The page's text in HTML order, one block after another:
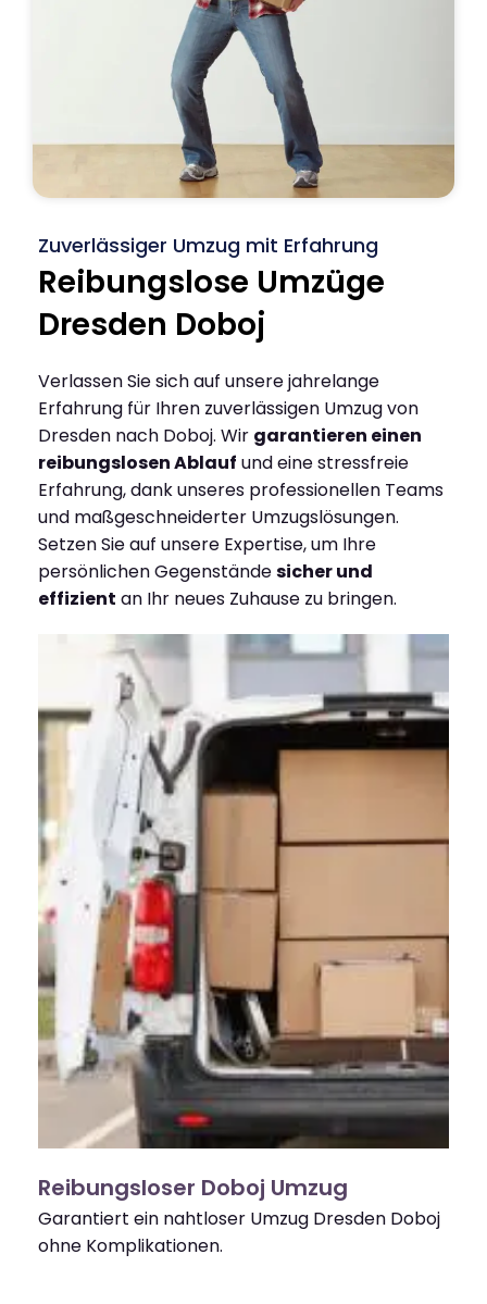
Zuverlässiger Umzug mit Erfahrung
Reibungslose Umzüge
Dresden Doboj
Verlassen Sie sich auf unsere jahrelange
Erfahrung für Ihren zuverlässigen Umzug von
Dresden nach Doboj. Wir garantieren einen
reibungslosen Ablauf und eine stressfreie
Erfahrung, dank unseres professionellen Teams
und maßgeschneiderter Umzugslösungen.
Setzen Sie auf unsere Expertise, um Ihre
persönlichen Gegenständesicher und
effizient an Ihr neues Zuhause zu bringen.
Reibungsloser Doboj Umzug
Garantiert ein nahtloser Umzug Dresden Doboj
ohne Komplikationen.